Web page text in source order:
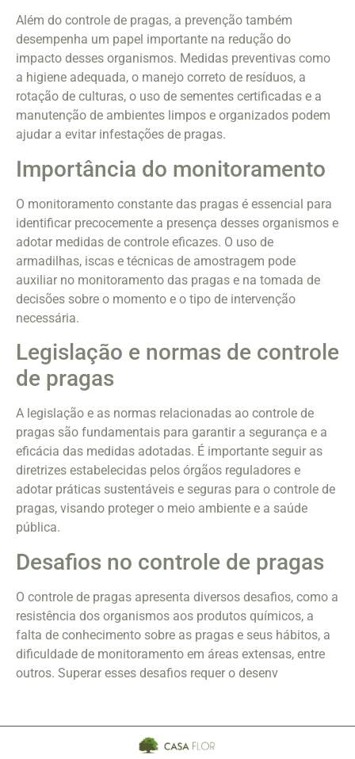
Além do controle de pragas, a prevenção também
desempenha um papel importante na redução do
impacto desses organismos. Medidas preventivas como
a higiene adequada, o manejo correto de resíduos, a
rotação de culturas, o uso de sementes certificadas e a
manutenção de ambientes limpos e organizados podem
ajudar a evitar infestações de pragas.
Importância do monitoramento
O monitoramento constante das pragas é essencial para
identificar precocemente a presença desses organismos e
adotar medidas de controle eficazes. O uso de
armadilhas, iscas e técnicas de amostragem pode
auxiliar no monitoramento das pragas e na tomada de
decisões sobre o momento e o tipo de intervenção
necessária.
Legislação e normas de controle
de pragas
A legislação e as normas relacionadas ao controle de
pragas são fundamentais para garantir a segurança e a
eficácia das medidas adotadas. É importante seguir as
diretrizes estabelecidas pelos órgãos reguladores e
adotar práticas sustentáveis e seguras para o controle de
pragas, visando proteger o meio ambiente e a saúde
pública.
Desafios no controle de pragas
O controle de pragas apresenta diversos desafios, como a
resistência dos organismos aos produtos químicos, a
falta de conhecimento sobre as pragas e seus hábitos, a
dificuldade de monitoramento em áreas extensas, entre
outros. Superar esses desafios requer o desenv